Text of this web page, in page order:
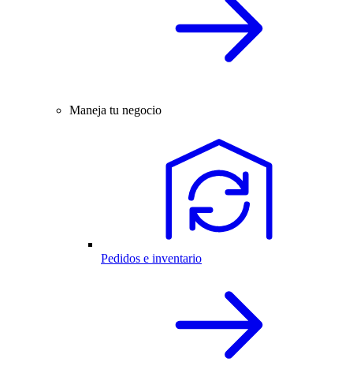
Maneja tu negocio
Pedidos e inventario